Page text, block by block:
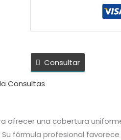
Consultar
Consultas
ofrecer una cobertura
fórmula profesional